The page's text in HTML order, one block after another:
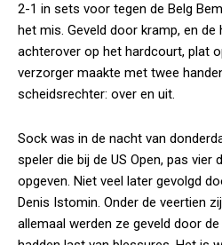
2-1 in sets voor tegen de Belg
het mis. Geveld door kramp, en
achterover op het hardcourt, plat
verzorger maakte met twee
scheidsrechter: over en uit.
Sock was in de nacht van
speler die bij de US Open, pas vier
opgeven. Niet veel later gevolgd
Denis Istomin. Onder de veertien
allemaal werden ze geveld door